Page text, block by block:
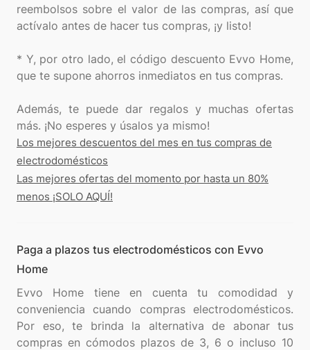
reembolsos sobre el valor de las compras, así que
actívalo antes de hacer tus compras, ¡y listo!
* Y, por otro lado, el código descuento Evvo Home,
que te supone ahorros inmediatos en tus compras.
Además, te puede dar regalos y muchas ofertas
Los mejores descuentos del mes en tus compras de
electrodomésticos
Las mejores ofertas del momento por hasta un 80%
menos ¡SOLO AQUÍ!
Paga a plazos tus electrodomésticos con Evvo
Home
Evvo Home tiene en cuenta tu comodidad y
conveniencia cuando compras electrodomésticos.
Por eso, te brinda la alternativa de abonar tus
compras en cómodos plazos de 3, 6 o incluso 10